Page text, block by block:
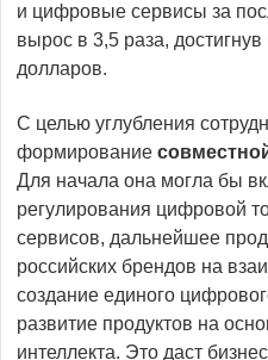
и цифровые сервисы за
вырос в 3,5 раза,
долларов.
С целью углубления
формирование
Для начала она могла бы
регулирования цифровой
сервисов, дальнейшее
российских брендов на
создание единого
развитие продуктов на
интеллекта. Это даст